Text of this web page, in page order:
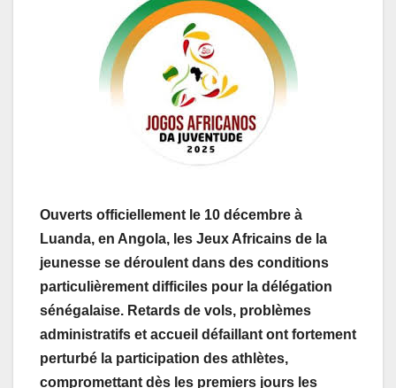
Ouverts officiellement le 10 décembre à
Luanda, en Angola, les Jeux Africains de la
jeunesse se déroulent dans des conditions
particulièrement difficiles pour la délégation
sénégalaise. Retards de vols, problèmes
administratifs et accueil défaillant ont fortement
perturbé la participation des athlètes,
compromettant dès les premiers jours les